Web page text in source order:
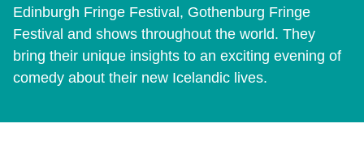
Edinburgh Fringe Festival, Gothenburg Fringe
Festival and shows throughout the world. They
bring their unique insights to an exciting evening of
comedy about their new Icelandic lives.